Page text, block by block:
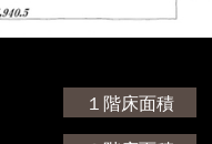
１階床面積